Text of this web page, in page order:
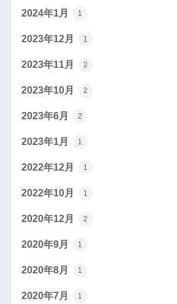
2024年1月 1
2023年12月 1
2023年11月 2
2023年10月 2
2023年6月 2
2023年1月 1
2022年12月 1
2022年10月 1
2020年12月 2
2020年9月 1
2020年8月 1
2020年7月 1